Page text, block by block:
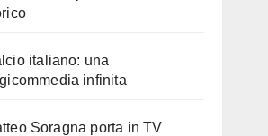
italiano: una
infinita
Soragna porta in TV